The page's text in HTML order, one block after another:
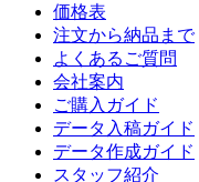
価格表
注文から納品まで
よくあるご質問
会社案内
ご購入ガイド
データ入稿ガイド
データ作成ガイド
スタッフ紹介